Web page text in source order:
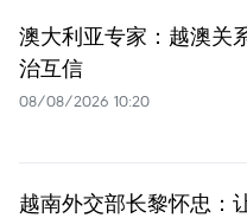
澳大利亚专家：越澳关
治互信
08/08/2026 10:20
越南外交部长黎怀忠：